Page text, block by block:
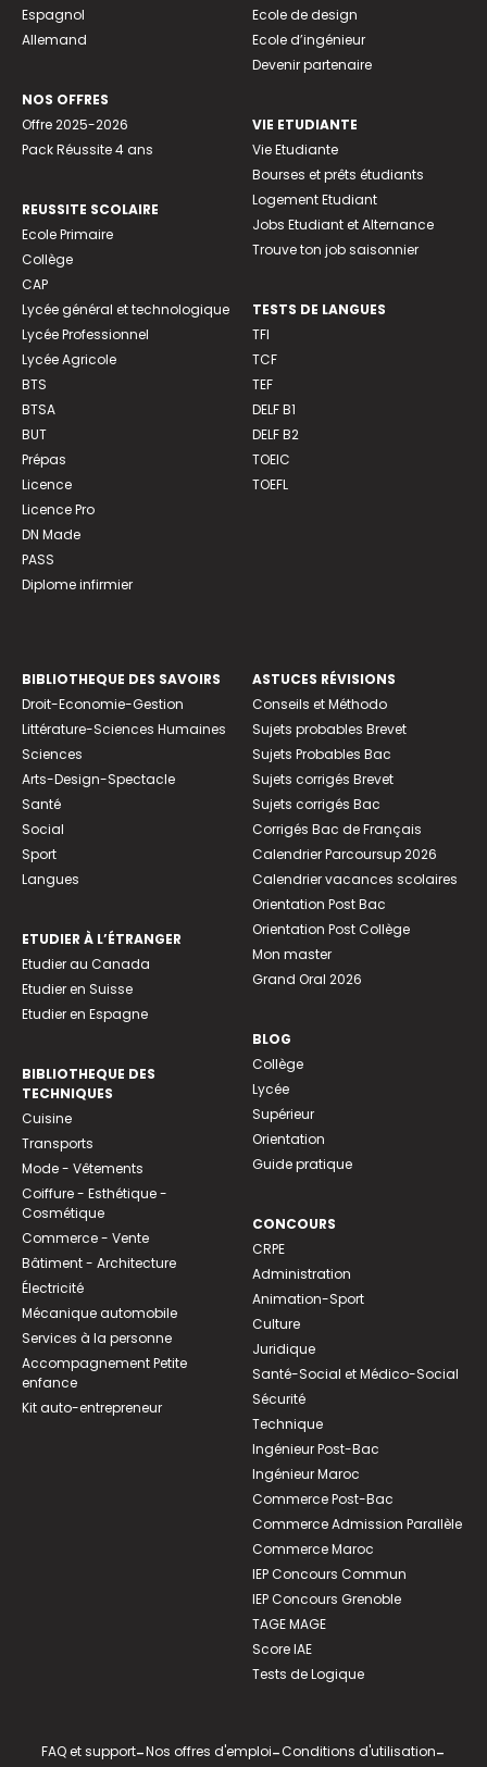
Espagnol
Allemand
NOS OFFRES
Offre 2025-2026
Pack Réussite 4 ans
REUSSITE SCOLAIRE
Ecole Primaire
Collège
CAP
Lycée général et technologique
Lycée Professionnel
Lycée Agricole
BTS
BTSA
BUT
Prépas
Licence
Licence Pro
DN Made
PASS
Diplome infirmier
Ecole de design
Ecole d’ingénieur
Devenir partenaire
VIE ETUDIANTE
Vie Etudiante
Bourses et prêts étudiants
Logement Etudiant
Jobs Etudiant et Alternance
Trouve ton job saisonnier
TESTS DE LANGUES
TFI
TCF
TEF
DELF B1
DELF B2
TOEIC
TOEFL
BIBLIOTHEQUE DES SAVOIRS
Droit-Economie-Gestion
Littérature-Sciences Humaines
Sciences
Arts-Design-Spectacle
Santé
Social
Sport
Langues
ETUDIER À L’ÉTRANGER
Etudier au Canada
Etudier en Suisse
Etudier en Espagne
BIBLIOTHEQUE DES
TECHNIQUES
Cuisine
Transports
Mode - Vêtements
Coiffure - Esthétique -
Cosmétique
Commerce - Vente
Bâtiment - Architecture
Électricité
Mécanique automobile
Services à la personne
Accompagnement Petite
enfance
Kit auto-entrepreneur
ASTUCES RÉVISIONS
Conseils et Méthodo
Sujets probables Brevet
Sujets Probables Bac
Sujets corrigés Brevet
Sujets corrigés Bac
Corrigés Bac de Français
Calendrier Parcoursup 2026
Calendrier vacances scolaires
Orientation Post Bac
Orientation Post Collège
Mon master
Grand Oral 2026
BLOG
Collège
Lycée
Supérieur
Orientation
Guide pratique
CONCOURS
CRPE
Administration
Animation-Sport
Culture
Juridique
Santé-Social et Médico-Social
Sécurité
Technique
Ingénieur Post-Bac
Ingénieur Maroc
Commerce Post-Bac
Commerce Admission Parallèle
Commerce Maroc
IEP Concours Commun
IEP Concours Grenoble
TAGE MAGE
Score IAE
Tests de Logique
FAQ et support-Nos offres d'emploi-Conditions d'utilisation-